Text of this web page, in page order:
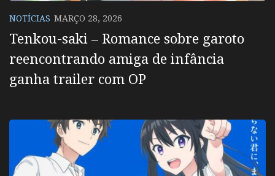
NOTÍCIAS MARÇO 28, 2026
Tenkou-saki – Romance sobre garoto
reencontrando amiga de infância
ganha trailer com OP